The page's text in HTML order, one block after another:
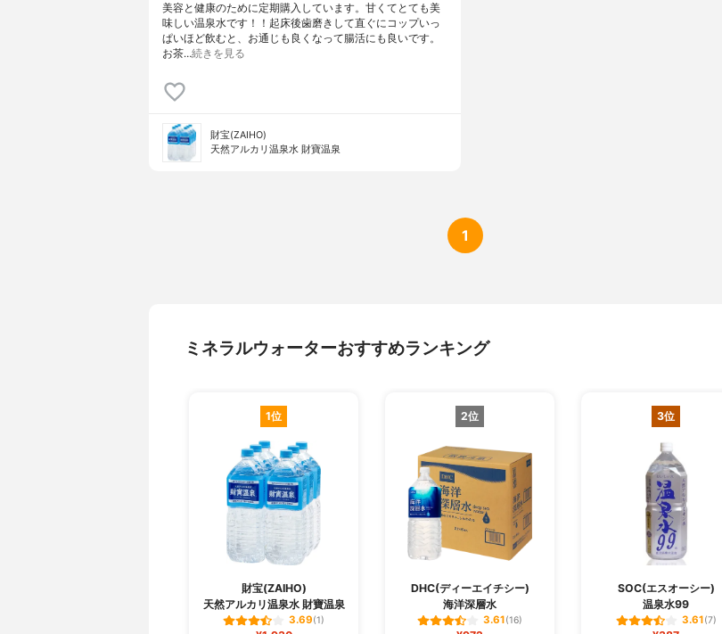
美容と健康のために定期購入しています。甘くてとても美
味しい温泉水です！！起床後歯磨きして直ぐにコップいっ
ぱいほど飲むと、お通じも良くなって腸活にも良いです。
お茶…続きを見る
財宝(ZAIHO)
天然アルカリ温泉水 財寶温泉
1
ミネラルウォーターおすすめランキング
1位
財宝(ZAIHO)
天然アルカリ温泉水 財寶温泉
3.69(1)
2位
DHC(ディーエイチシー)
海洋深層水
3.61(16)
3位
SOC(エスオーシー)
温泉水99
3.61(7)